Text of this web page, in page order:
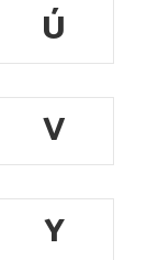
Ú
V
Y